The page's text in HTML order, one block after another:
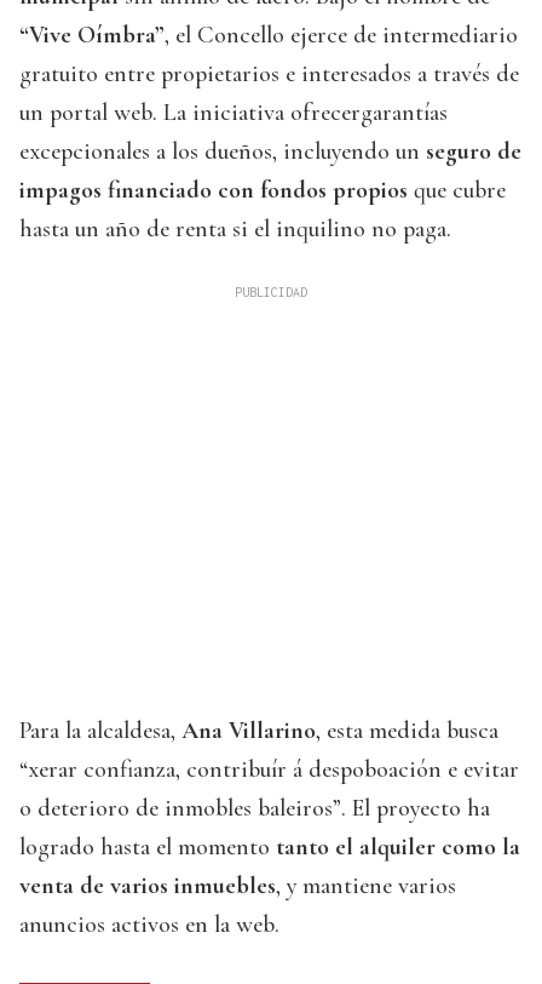
“Vive Oímbra”, el Concello ejerce de intermediario
gratuito entre propietarios e interesados a través de
un portal web. La iniciativa ofrecergarantías
excepcionales a los dueños, incluyendo un seguro de
impagos financiado con fondos propios que cubre
hasta un año de renta si el inquilino no paga.
Para la alcaldesa, Ana Villarino, esta medida busca
“xerar confianza, contribuír á despoboación e evitar
o deterioro de inmobles baleiros”. El proyecto ha
logrado hasta el momento tanto el alquiler como la
venta de varios inmuebles, y mantiene varios
anuncios activos en la web.